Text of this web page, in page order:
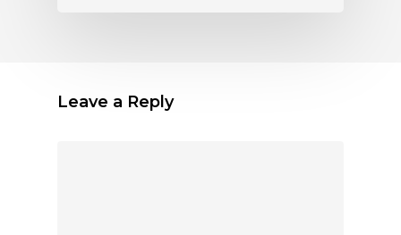
Leave a Reply